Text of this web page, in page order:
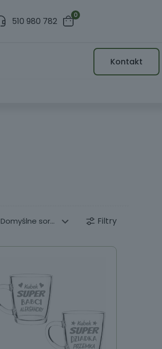
510 980 782
0
Kontakt
Filtry